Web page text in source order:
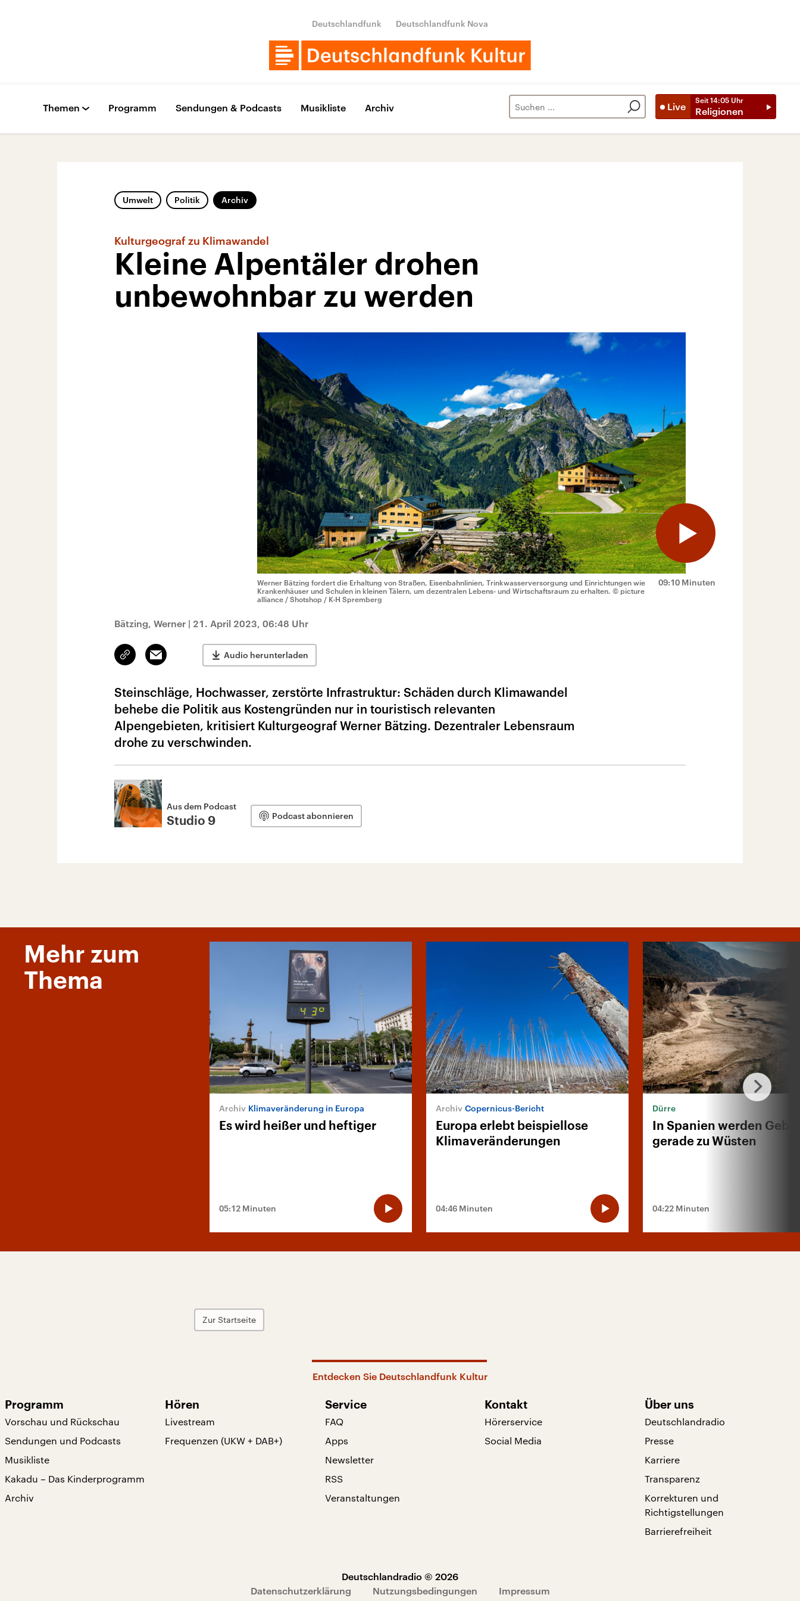
Deutschlandfunk Deutschlandfunk Nova
Live
Seit 14:05 Uhr
Religionen
Themen Programm Sendungen & Podcasts Musikliste Archiv
Umwelt Politik Archiv
Kulturgeograf zu Klimawandel
Kleine Alpentäler drohen
unbewohnbar zu werden
09:10 Minuten
Werner Bätzing fordert die Erhaltung von Straßen, Eisenbahnlinien, Trinkwasserversorgung und Einrichtungen wie
Krankenhäuser und Schulen in kleinen Tälern, um dezentralen Lebens- und Wirtschaftsraum zu erhalten. © picture
alliance / Shotshop / K-H Spremberg
Bätzing, Werner | 21. April 2023, 06:48 Uhr
Link
kopieren/teilen
Email Audio herunterladen
Steinschläge, Hochwasser, zerstörte Infrastruktur: Schäden durch Klimawandel
behebe die Politik aus Kostengründen nur in touristisch relevanten
Alpengebieten, kritisiert Kulturgeograf Werner Bätzing. Dezentraler Lebensraum
drohe zu verschwinden.
Aus dem Podcast
Studio 9 Podcast abonnieren
Mehr zum
Thema
Klimaveränderung in Europa
Es wird heißer und heftiger
05:12 Minuten
Copernicus-Bericht
Europa erlebt beispiellose
Klimaveränderungen
04:46 Minuten
Dürre
In Spanien werden
gerade zu Wüsten
04:22 Minuten
Zur Startseite
Entdecken Sie Deutschlandfunk Kultur
Programm
Vorschau und Rückschau
Sendungen und Podcasts
Musikliste
Kakadu – Das Kinderprogramm
Archiv
Hören
Livestream
Frequenzen (UKW + DAB+)
Service
FAQ
Apps
Newsletter
RSS
Veranstaltungen
Kontakt
Hörerservice
Social Media
Über uns
Deutschlandradio
Presse
Karriere
Transparenz
Korrekturen und
Richtigstellungen
Barrierefreiheit
Deutschlandradio © 2026
Datenschutzerklärung
Nutzungsbedingungen
Impressum